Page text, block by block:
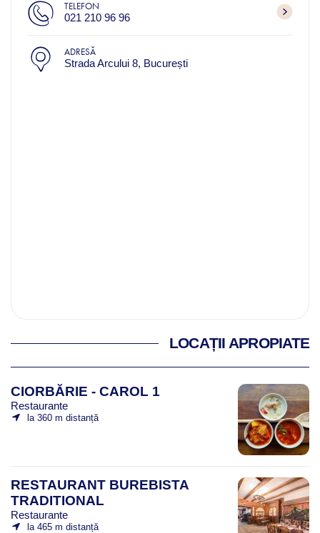
TELEFON
021 210 96 96
ADRESĂ
Strada Arcului 8, București
LOCAȚII APROPIATE
CIORBĂRIE - CAROL 1
Restaurante
la 360 m distanță
RESTAURANT BUREBISTA
TRADITIONAL
Restaurante
la 465 m distanță